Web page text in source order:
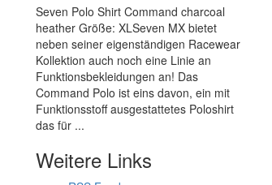
Seven Polo Shirt Command charcoal
heather Größe: XLSeven MX bietet
neben seiner eigenständigen Racewear
Kollektion auch noch eine Linie an
Funktionsbekleidungen an! Das
Command Polo ist eins davon, ein mit
Funktionsstoff ausgestattetes Poloshirt
das für ...
Weitere Links